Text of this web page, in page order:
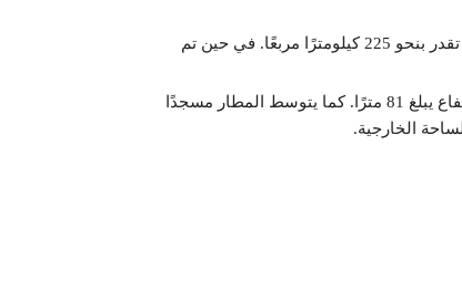
ويقع على بعد نحو 35 كيلومترًا شمال وسط مدينة الرياض. ويمتد على مساحة ضخمة تقدر بنحو 225 كيلومترًا مربعًا. في حين تم
بينما يتكون المطار من 5 صالات سفر رئيسة، وبه أطول أبراج المراقبة في العالم بارتفاع يبلغ 81 مترًا. كما يتوسط المطار مسجدًا